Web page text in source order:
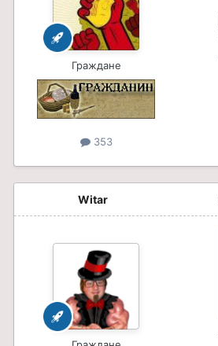
Граждане
353
Witar